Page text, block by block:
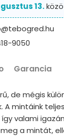
13.
9050
Garancia
de mégis
A mintáink
valami
a mintát,